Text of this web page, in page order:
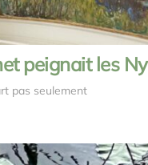
peignait les
pas seulement